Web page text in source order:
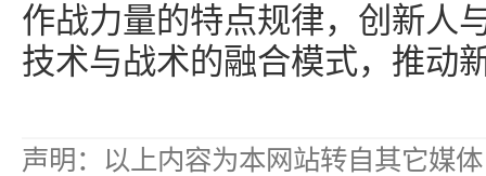
作战力量的特点规律，创新人
技术与战术的融合模式，推动
声明：以上内容为本网站转自其它媒